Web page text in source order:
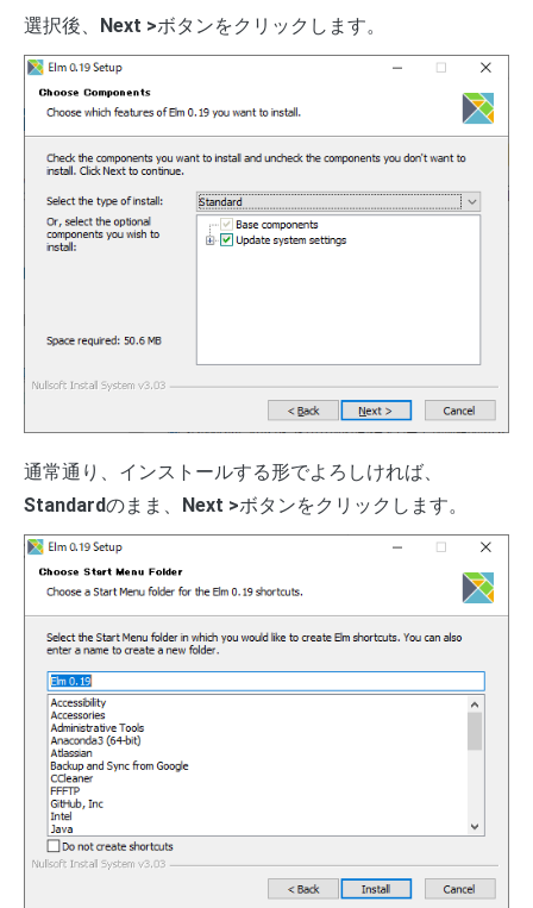
選択後、
Next >ボタンをクリックします。
通常通り、インストールする形でよろしければ、
Standardのまま、 Next >ボタンをクリックします。